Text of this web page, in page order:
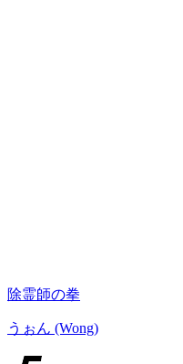
除霊師の拳
うぉん (Wong)